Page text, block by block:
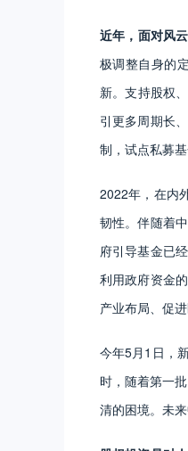
近年，面对风
极调整自身的
新。支持股权
引更多周期长
制，试点私募
2022年，在内
韧性。伴随着
府引导基金已
利用政府资金
产业布局、促
今年5月1日，
时，随着第一
清的困境。未